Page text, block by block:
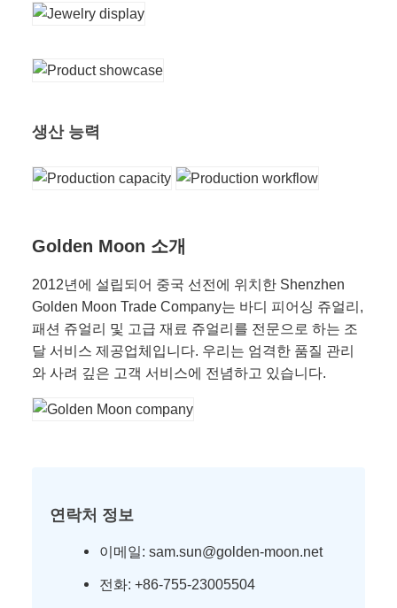
생산 능력
Golden Moon 소개
2012년에 설립되어 중국 선전에 위치한 Shenzhen
Golden Moon Trade Company는 바디 피어싱 쥬얼리,
패션 쥬얼리 및 고급 재료 쥬얼리를 전문으로 하는 조
달 서비스 제공업체입니다. 우리는 엄격한 품질 관리
와 사려 깊은 고객 서비스에 전념하고 있습니다.
연락처 정보
이메일: sam.sun@golden-moon.net
전화: +86-755-23005504